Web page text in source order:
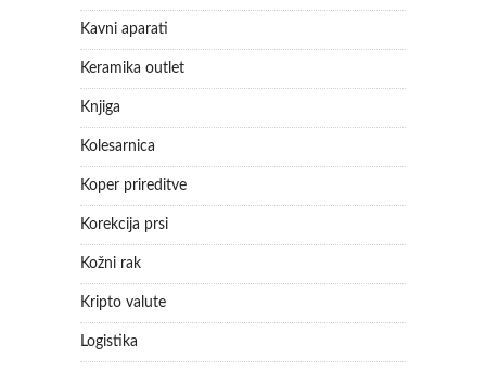
Kavni aparati
Keramika outlet
Knjiga
Kolesarnica
Koper prireditve
Korekcija prsi
Kožni rak
Kripto valute
Logistika